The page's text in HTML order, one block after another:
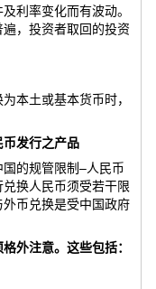
利率变化而有波动。
，投资者取回的投资
本土或基本货币时，
发行之产品
的规管限制–人民币
换人民币须受若干限
币兑换是受中国政府
外注意。这些包括：